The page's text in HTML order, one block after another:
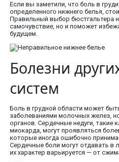
Если вы заметили, что боль в
определенного нижнего белья,
Правильный выбор бюстгальтера
самочувствие, но и поможет
будущем.
Болезни
систем
Боль в грудной области может
заболеваниями молочных желез,
органов. Сердечные недуги, такие
миокарда, могут проявляться
которые иногда ошибочно
Сердечные боли могут отдавать в
их характер варьируется — от